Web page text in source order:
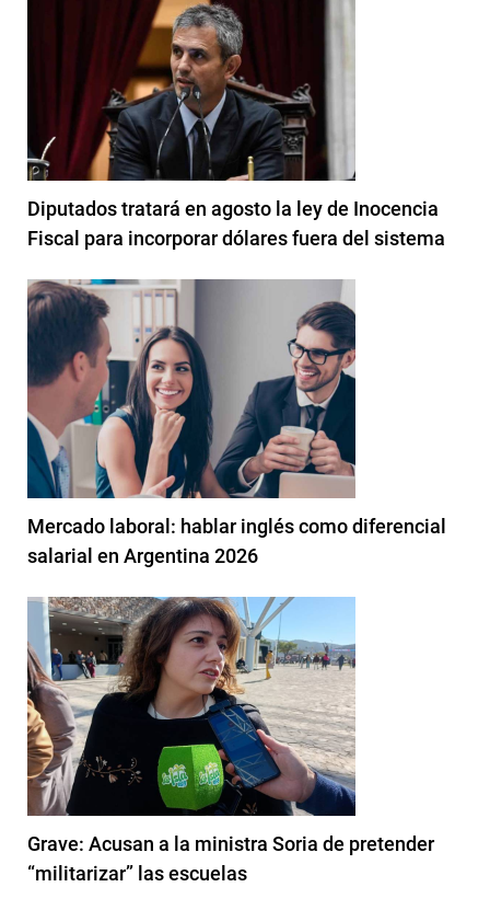
Diputados tratará en agosto la ley de Inocencia
Fiscal para incorporar dólares fuera del sistema
Mercado laboral: hablar inglés como diferencial
salarial en Argentina 2026
Grave: Acusan a la ministra Soria de pretender
“militarizar” las escuelas